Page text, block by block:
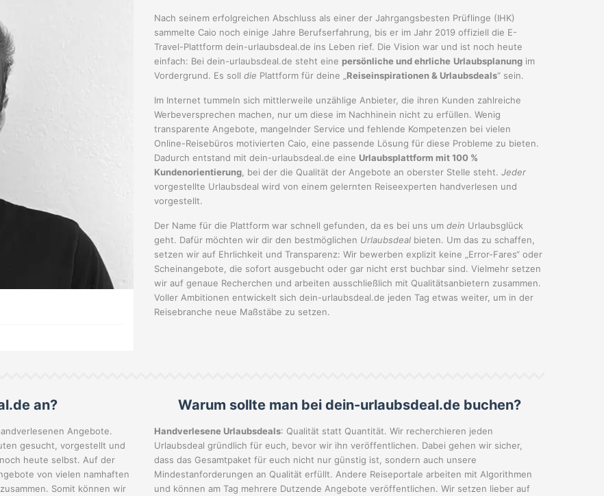
Nach seinem erfolgreichen Abschluss als einer der Jahrgangsbesten Prüflinge (IHK)
sammelte Caio noch einige Jahre Berufserfahrung, bis er im Jahr 2019 offiziell die E-
Travel-Plattform dein-urlaubsdeal.de ins Leben rief. Die Vision war und ist noch heute
einfach: Bei dein-urlaubsdeal.de steht eine persönliche und ehrliche Urlaubsplanung im
Vordergrund. Es soll die Plattform für deine „ Reiseinspirationen & Urlaubsdeals“ sein.
Im Internet tummeln sich mittlerweile unzählige Anbieter, die ihren Kunden zahlreiche
Werbeversprechen machen, nur um diese im Nachhinein nicht zu erfüllen. Wenig
transparente Angebote, mangelnder Service und fehlende Kompetenzen bei vielen
Online-Reisebüros motivierten Caio, eine passende Lösung für diese Probleme zu bieten.
Dadurch entstand mit dein-urlaubsdeal.de eine Urlaubsplattform mit 100 %
Kundenorientierung , bei der die Qualität der Angebote an oberster Stelle steht. Jeder
vorgestellte Urlaubsdeal wird von einem gelernten Reiseexperten handverlesen und
vorgestellt.
Der Name für die Plattform war schnell gefunden, da es bei uns um dein Urlaubsglück
geht. Dafür möchten wir dir den bestmöglichen Urlaubsdeal bieten. Um das zu schaffen,
setzen wir auf Ehrlichkeit und Transparenz: Wir bewerben explizit keine „Error-Fares“ oder
Scheinangebote, die sofort ausgebucht oder gar nicht erst buchbar sind. Vielmehr setzen
wir auf genaue Recherchen und arbeiten ausschließlich mit Qualitätsanbietern zusammen.
Voller Ambitionen entwickelt sich dein-urlaubsdeal.de jeden Tag etwas weiter, um in der
Reisebranche neue Maßstäbe zu setzen.
an?
Angebote.
gesucht, vorgestellt und
heute selbst. Auf der
von vielen namhaften
Somit können wir
Warum sollte man bei dein-urlaubsdeal.de buchen?
Handverlesene Urlaubsdeals: Qualität statt Quantität. Wir recherchieren jeden
Urlaubsdeal gründlich für euch, bevor wir ihn veröffentlichen. Dabei gehen wir sicher,
dass das Gesamtpaket für euch nicht nur günstig ist, sondern auch unsere
Mindestanforderungen an Qualität erfüllt. Andere Reiseportale arbeiten mit Algorithmen
und können am Tag mehrere Dutzende Angebote veröffentlichen. Wir setzen lieber auf